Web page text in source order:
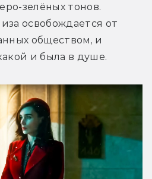
зелёных тонов.
освобождается от
обществом, и
и была в душе.